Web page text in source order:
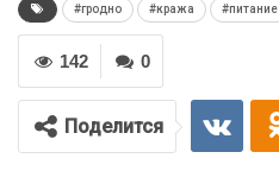
#гродно #кража #питание
0
142
Поделится